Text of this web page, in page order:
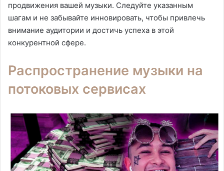
продвижения вашей музыки. Следуйте указанным
шагам и не забывайте инновировать, чтобы привлечь
внимание аудитории и достичь успеха в этой
конкурентной сфере.
Распространение музыки на
потоковых сервисах